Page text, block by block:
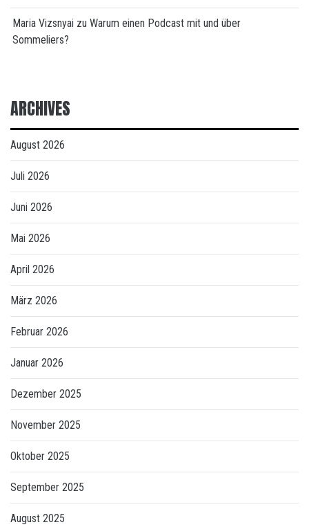
Maria Vizsnyai zu Warum einen Podcast mit und über
Sommeliers?
ARCHIVES
August 2026
Juli 2026
Juni 2026
Mai 2026
April 2026
März 2026
Februar 2026
Januar 2026
Dezember 2025
November 2025
Oktober 2025
September 2025
August 2025